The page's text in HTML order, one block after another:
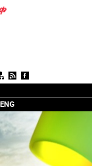
ENG